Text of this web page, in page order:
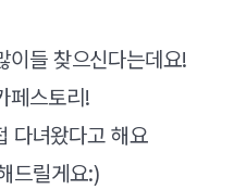
이들 찾으신다는데요!
페스토리!
다녀왔다고 해요
드릴게요:)